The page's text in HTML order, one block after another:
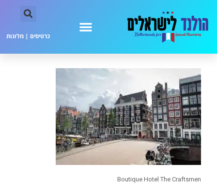
כרטיסים | מלונות
Boutique Hotel The Craftsmen